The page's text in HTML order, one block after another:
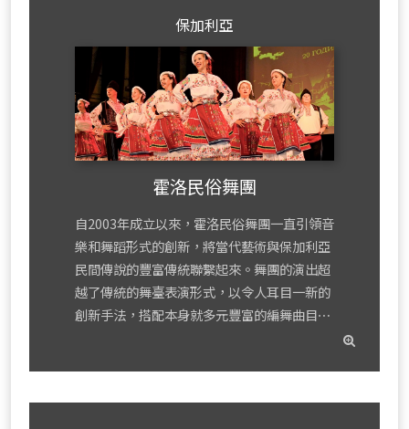
保加利亞
霍洛民俗舞團
自2003年成立以來，霍洛民俗舞團一直引領音
樂和舞蹈形式的創新，將當代藝術與保加利亞
民間傳說的豐富傳統聯繫起來。舞團的演出超
越了傳統的舞臺表演形式，以令人耳目一新的
創新手法，搭配本身就多元豐富的編舞曲目⋯